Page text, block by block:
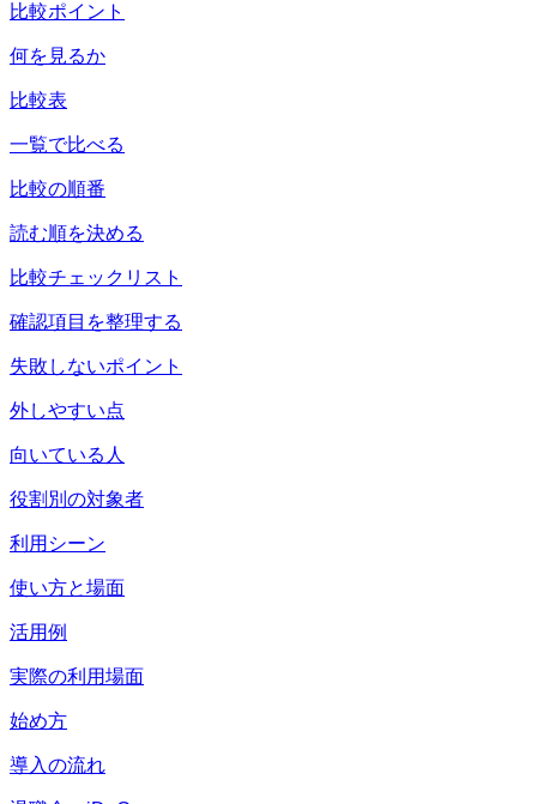
比較ポイント
何を見るか
比較表
一覧で比べる
比較の順番
読む順を決める
比較チェックリスト
確認項目を整理する
失敗しないポイント
外しやすい点
向いている人
役割別の対象者
利用シーン
使い方と場面
活用例
実際の利用場面
始め方
導入の流れ